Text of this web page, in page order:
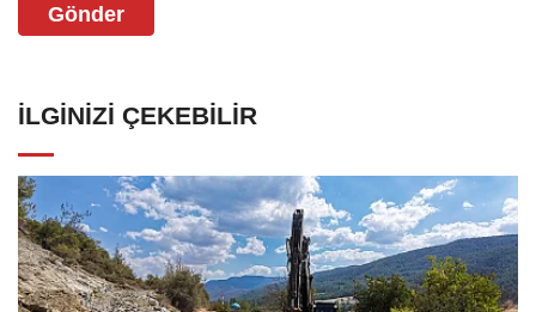
Gönder
İLGINIZI ÇEKEBILIR